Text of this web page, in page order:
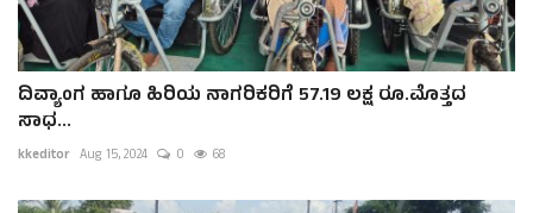
ದಿವ್ಯಾಂಗ ಹಾಗೂ ಹಿರಿಯ ನಾಗರಿಕರಿಗೆ 57.19 ಲಕ್ಷ ರೂ.ಮೊತ್ತದ
ಸಾಧ...
kkeditor Aug 15, 2024 0 68